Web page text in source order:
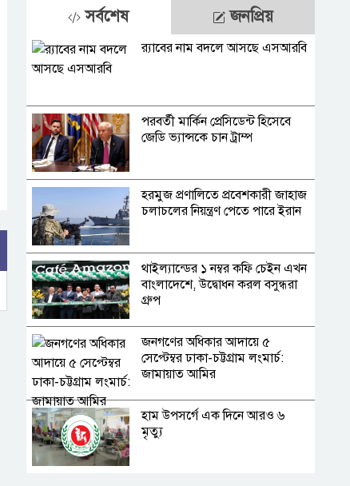
সর্বশেষ জনপ্রিয়
র‍্যাবের নাম বদলে আসছে এসআরবি
পরবর্তী মার্কিন প্রেসিডেন্ট হিসেবে
জেডি ভ্যান্সকে চান ট্রাম্প
হরমুজ প্রণালিতে প্রবেশকারী জাহাজ
চলাচলের নিয়ন্ত্রণ পেতে পারে ইরান
থাইল্যান্ডের ১ নম্বর কফি চেইন এখন
বাংলাদেশে, উদ্বোধন করল বসুন্ধরা
গ্রুপ
জনগণের অধিকার আদায়ে ৫
সেপ্টেম্বর ঢাকা-চট্টগ্রাম লংমার্চ:
জামায়াত আমির
হাম উপসর্গে এক দিনে আরও ৬
মৃত্যু